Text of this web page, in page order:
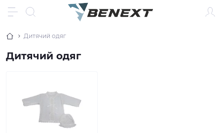
Дитячий одяг
Дитячий одяг